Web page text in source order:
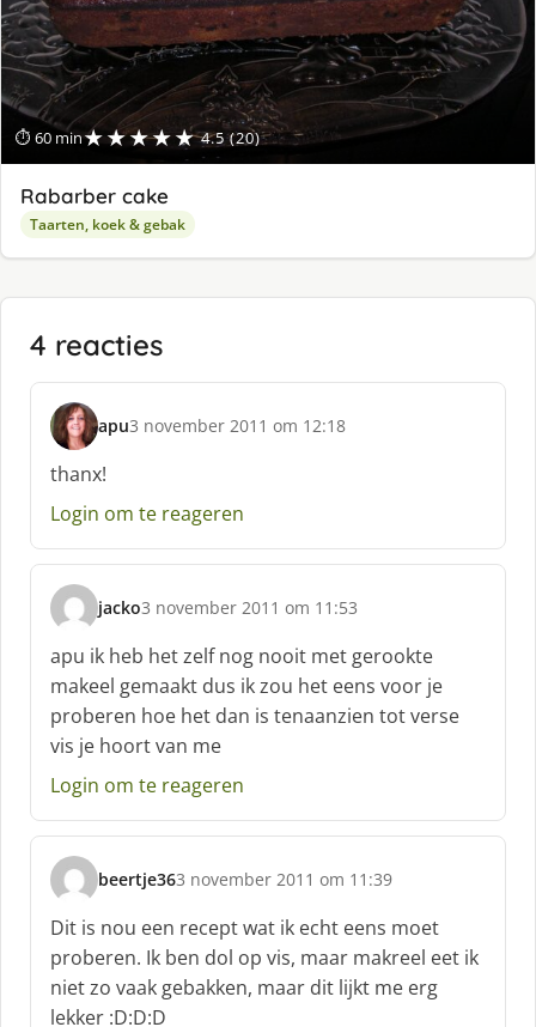
⏱ 60 min★★★★★ 4.5 (20)
Rabarber cake
Taarten, koek & gebak
4 reacties
apu
s
c
h
r
e
f
:
3 november 2011 om 12:18
thanx!
Login om te reageren
jacko
s
h
r
e
e
:
3 november 2011 om 11:53
apu ik heb het zelf nog nooit met gerookte
makeel gemaakt dus ik zou het eens voor je
proberen hoe het dan is tenaanzien tot verse
vis je hoort van me
Login om te reageren
beertje36
s
c
h
r
e
e
3 november 2011 om 11:39
Dit is nou een recept wat ik echt eens moet
proberen. Ik ben dol op vis, maar makreel eet ik
niet zo vaak gebakken, maar dit lijkt me erg
lekker :D:D:D